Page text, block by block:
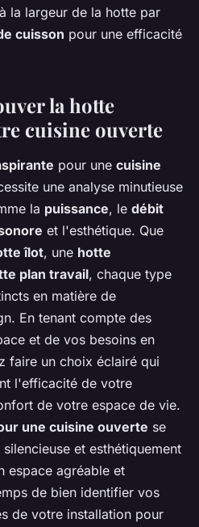
la largeur de la hotte par
cuisson pour une efficacité
la hotte
cuisine ouverte
pour une cuisine
une analyse minutieuse
la puissance, le débit
et l'esthétique. Que
îlot, une hotte
plan travail, chaque type
en matière de
En tenant compte des
et de vos besoins en
faire un choix éclairé qui
l'efficacité de votre
de votre espace de vie.
une cuisine ouverte se
et esthétiquement
espace agréable et
de bien identifier vos
de votre installation pour